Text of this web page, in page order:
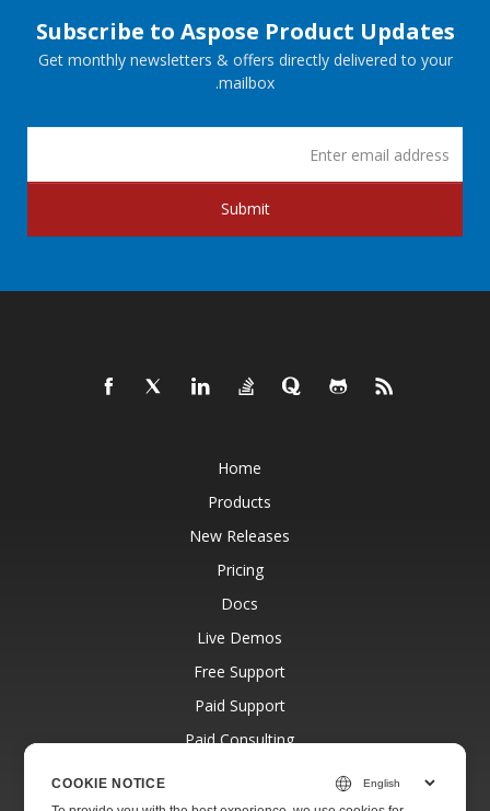
Subscribe to Aspose Product Updates
Get monthly newsletters & offers directly delivered to your
mailbox.
Submit
Home
Products
New Releases
Pricing
Docs
Live Demos
Free Support
Paid Support
Paid Consulting
COOKIE NOTICE